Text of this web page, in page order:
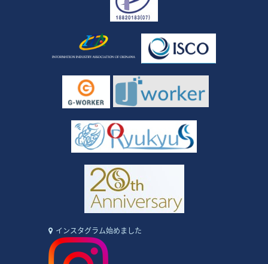
インスタグラム始めました